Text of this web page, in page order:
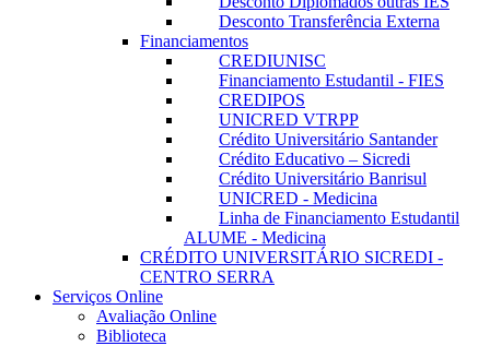
Desconto Transferência Externa
Financiamentos
CREDIUNISC
Financiamento Estudantil - FIES
CREDIPOS
UNICRED VTRPP
Crédito Universitário Santander
Crédito Educativo – Sicredi
Crédito Universitário Banrisul
UNICRED - Medicina
Linha de Financiamento Estudantil
ALUME - Medicina
CRÉDITO UNIVERSITÁRIO SICREDI -
CENTRO SERRA
Serviços Online
Avaliação Online
Biblioteca